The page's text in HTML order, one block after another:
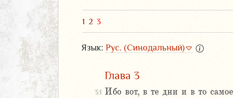
1 2 3
Язык: Рус. (Синодальный)
Глава 3
3:1 Ибо вот, в те дни и в то